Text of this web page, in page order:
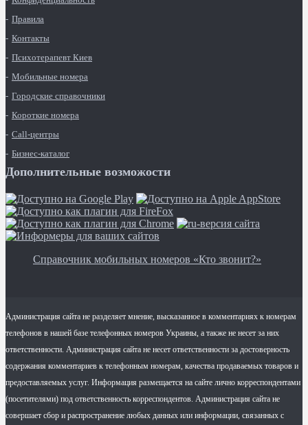
Правила
Контакты
Психотерапевт Киев
Мобильные номера
Городские справочники
Короткие номера
Call-центры
Бизнес-каталог
Дополнительные возможости
Справочник мобильных номеров «Кто звонит?»
Администрация сайта не разделяет мнение, высказанное в комментариях к номерам
телефонов в нашей базе телефонных номеров Украины, а также не несет за них
ответственности. Администрация сайта не несет ответственности за достоверность
содержания комментариев к телефонным номерам, качества продаваемых товаров и
предоставляемых услуг. Информация размещается на сайте лично корреспондентами
(посетителями) под ответственность корреспондентов. Администрация сайта не
совершает сбор и распространение любых данных или информации, связанных с